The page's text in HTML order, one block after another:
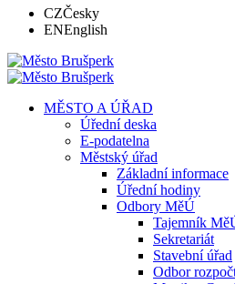
CZČesky
ENEnglish
MĚSTO A ÚŘAD
Úřední deska
E-podatelna
Městský úřad
Základní informace
Úřední hodiny
Odbory MěÚ
Tajemník
Sekretariát
Stavební úřad
Odbor